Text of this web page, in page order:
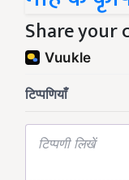
Share your